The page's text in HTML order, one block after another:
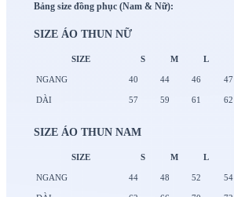
Bảng size đồng phục (Nam & Nữ):
SIZE ÁO THUN NỮ
SIZE S M L
NGANG 40 44 46 47
DÀI 57 59 61 62
SIZE ÁO THUN NAM
SIZE S M L
NGANG 44 48 52 54